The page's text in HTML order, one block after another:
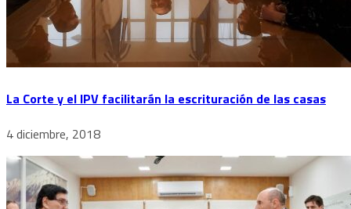
La Corte y el IPV facilitarán la escrituración de las casas
4 diciembre, 2018